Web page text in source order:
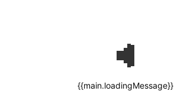
{{main.loadingMessage}}